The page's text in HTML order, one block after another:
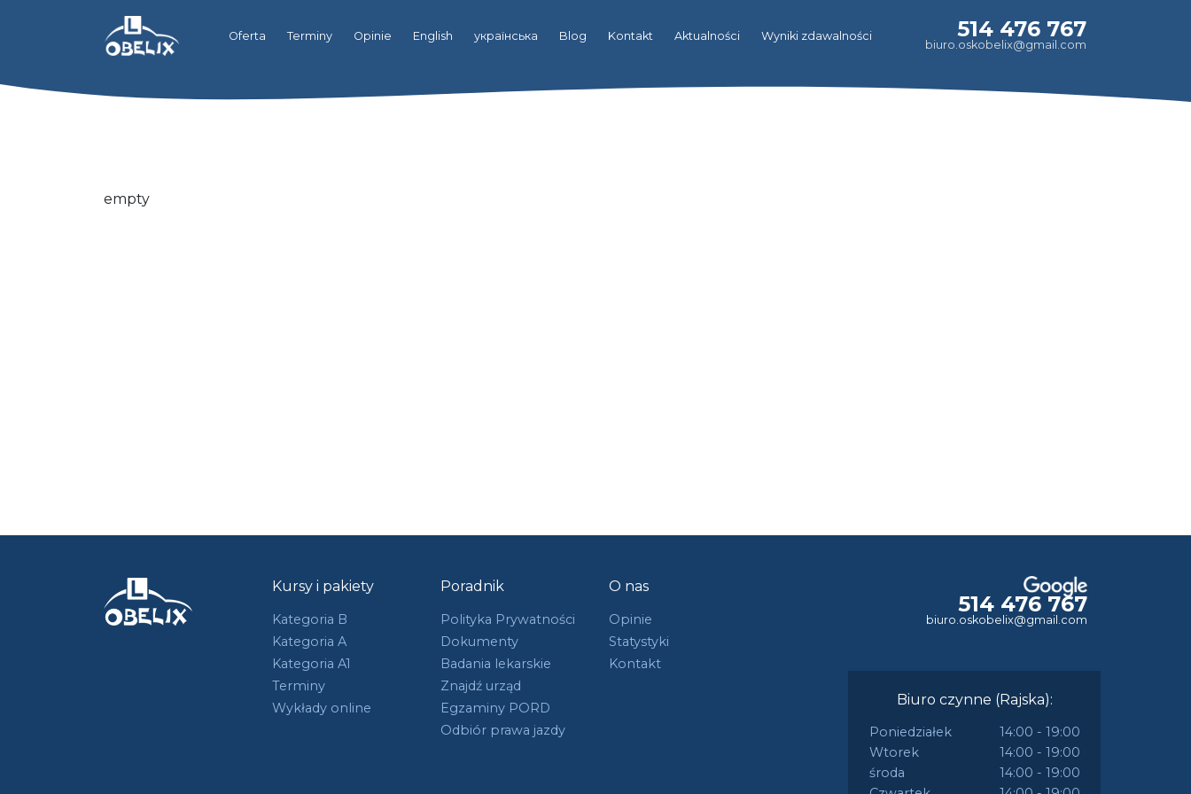
Oferta Terminy Opinie English українська Blog Kontakt Aktualności Wyniki zdawalności 514 476 767
biuro.oskobelix@gmail.com
empty
Kursy i pakiety
Kategoria B
Kategoria A
Kategoria A1
Terminy
Wykłady online
Poradnik
Polityka Prywatności
Dokumenty
Badania lekarskie
Znajdź urząd
Egzaminy PORD
Odbiór prawa jazdy
O nas
Opinie
Statystyki
Kontakt
514 476 767
biuro.oskobelix@gmail.com
Biuro czynne (Rajska):
Poniedziałek
14:00 - 19:00
Wtorek
14:00 - 19:00
środa
14:00 - 19:00